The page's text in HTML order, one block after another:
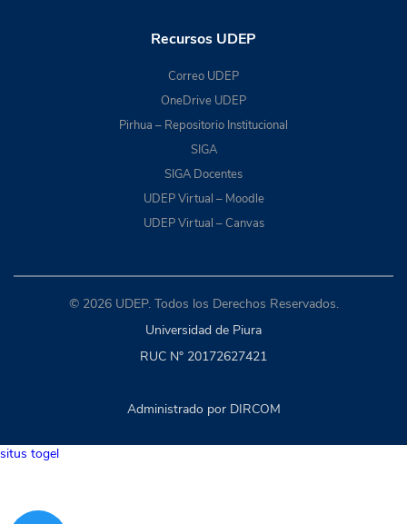
Recursos UDEP
Correo UDEP
OneDrive UDEP
Pirhua – Repositorio Institucional
SIGA
SIGA Docentes
UDEP Virtual – Moodle
UDEP Virtual – Canvas
© 2026 UDEP. Todos los Derechos Reservados.
Universidad de Piura
RUC N° 20172627421
Administrado por DIRCOM
situs togel